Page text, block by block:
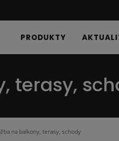
PRODUKTY
terasy,
na balkony, terasy, schody